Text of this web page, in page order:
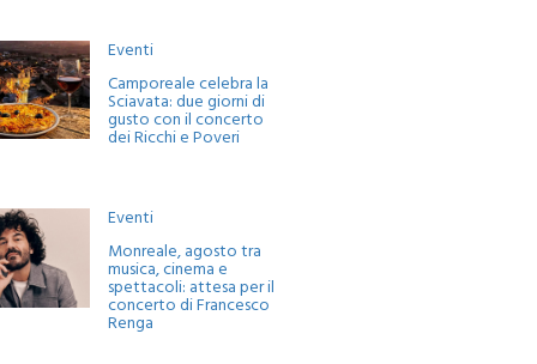
Eventi
Camporeale celebra la
Sciavata: due giorni di
gusto con il concerto
dei Ricchi e Poveri
Eventi
Monreale, agosto tra
musica, cinema e
spettacoli: attesa per il
concerto di Francesco
Renga